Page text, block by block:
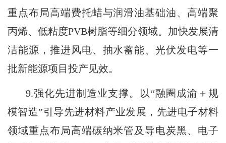
重点布局高端费托蜡与润滑油基础油、高端聚
丙烯、低粘度PVB树脂等细分领域。加快发展清
洁能源，推进风电、抽水蓄能、光伏发电等一
批新能源项目投产见效。
9.强化先进制造业支撑。以“融圈成渝＋规
模智造”引导先进材料产业发展，先进电子材料
领域重点布局高端碳纳米管及导电炭黑、电子